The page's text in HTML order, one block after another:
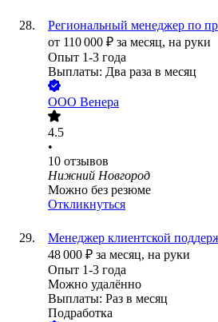
Региональный менеджер по
от 110 000 ₽ за месяц, на руки
Опыт 1-3 года
Выплаты: Два раза в месяц
ООО Венера
4.5
•
10 отзывов
Нижний Новгород
Можно без резюме
Откликнуться
Менеджер клиентской
48 000 ₽ за месяц, на руки
Опыт 1-3 года
Можно удалённо
Выплаты: Раз в месяц
Подработка